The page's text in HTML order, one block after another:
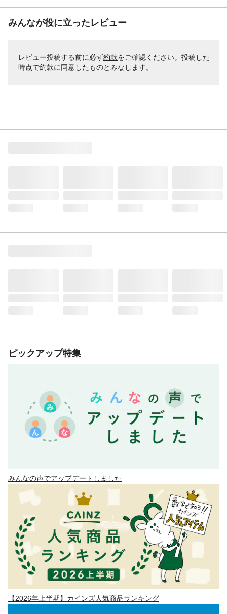
みんなが役に立ったレビュー
レビュー投稿する前に必ず約款をご確認ください。投稿した
時点で約款に同意したものとみなします。
ピックアップ特集
みんなの声でアップデートしました
【2026年上半期】カインズ人気商品ランキング